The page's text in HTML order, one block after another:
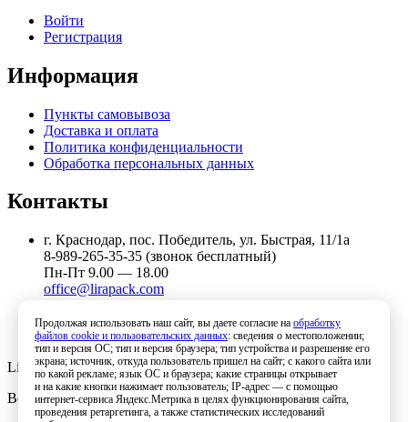
Войти
Регистрация
Информация
Пункты самовывоза
Доставка и оплата
Политика конфиденциальности
Обработка персональных данных
Контакты
г. Краснодар, пос. Победитель, ул. Быстрая, 11/1а
8-989-265-35-35 (звонок бесплатный)
Пн-Пт 9.00 — 18.00
office@lirapack.com
Lirapack ©2026 Все права защищены.
Все торговые марки принадлежат их владельцам
Продолжая использовать наш сайт, вы даете согласие на обработку
файлов cookie и пользовательских данных: сведения о местоположении;
тип и версия ОС; тип и версия браузера; тип устройства и разрешение его
экрана; источник, откуда пользователь пришел на сайт; с какого сайта или
по какой рекламе; язык ОС и браузера; какие страницы открывает
и на какие кнопки нажимает пользователь; IP-адрес — с помощью
интернет-сервиса Яндекс.Метрика в целях функционирования сайта,
проведения ретаргетинга, а также статистических исследований